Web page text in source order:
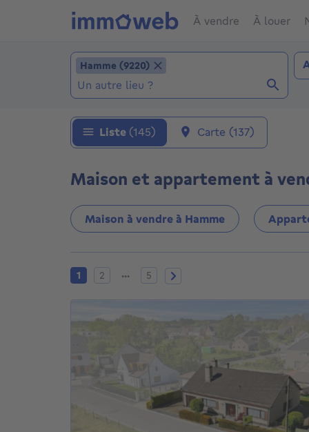
À vendre À louer
Localité (Localités déjà sélectionnées:
Hamme (9220)
Hamme (9220)
Ajouter un lieu
Liste (145) Carte (137)
Maison et appartement à
Maison à vendre à Hamme
Page actuelle
1 Page 2
2 ... Page 5
5 Page suivante